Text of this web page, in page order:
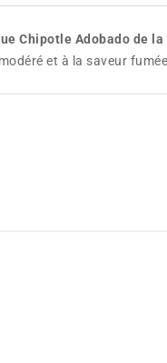
Chipotle Adobado de la
et à la saveur